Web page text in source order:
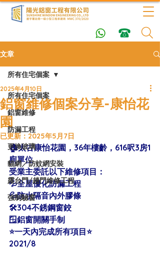
文章
所有住宅個案
鋁窗維修
防漏工程
更換玻璃
貓網／防蚊網安裝
露台門/趟門維修工程
強制驗窗
所有住宅個案
鋁窗維修個案分享-康怡花
園
2025年4月10日
已更新： 2025年5月7日
🏠太古康怡花園，36年樓齡，616呎3房1
廁單位
受業主委託以下維修項目：
💦全屋優化防漏工程
💦防水隔音內外膠條
🛠304不銹鋼窗鉸
🪟鋁窗開關手制
⭐️一天內完成所有項目⭐️
2021/8